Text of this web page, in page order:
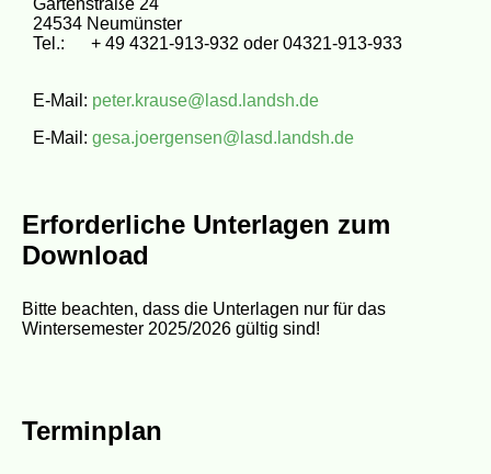
Gartenstraße 24
24534 Neumünster
Tel.: + 49 4321-913-932 oder 04321-913-933
E-Mail: peter.krause@lasd.landsh.de
E-Mail: gesa.joergensen@lasd.landsh.de
Erforderliche Unterlagen zum
Download
Bitte beachten, dass die Unterlagen nur für das
Wintersemester 2025/2026 gültig sind!
Terminplan